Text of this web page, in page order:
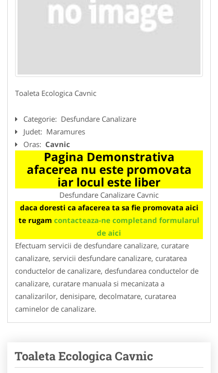
Toaleta Ecologica Cavnic
Categorie: Desfundare Canalizare
Judet: Maramures
Oras: Cavnic
Pagina Demonstrativa
afacerea nu este promovata
iar locul este liber
Desfundare Canalizare Cavnic
daca doresti ca afacerea ta sa fie promovata aici
te rugam contacteaza-ne completand formularul
de aici
Efectuam servicii de desfundare canalizare, curatare
canalizare, servicii desfundare canalizare, curatarea
conductelor de canalizare, desfundarea conductelor de
canalizare, curatare manuala si mecanizata a
canalizarilor, denisipare, decolmatare, curatarea
caminelor de canalizare.
Toaleta Ecologica Cavnic